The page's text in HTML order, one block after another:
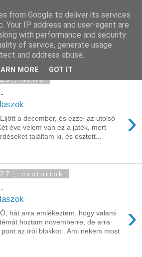
-
hétfő
›
a december, és ezzel az utolsó
éve velem van ez a játék, mert
találtam ki, és osztott...
csütörtök
›
hát arra emlékeztem, hogy valami
hoztam novemberre, de arra
az írói blokkot . Ami nekem most
from Google to deliver its services
Your IP address and user-agent are
with performance and security
of service, generate usage
and address abuse.
MORE GOT IT